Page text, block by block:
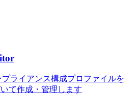
プライアンス構成プロファイルを
て作成・管理します